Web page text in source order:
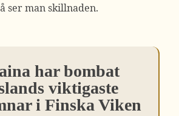
ser man skillnaden.
har bombat
viktigaste
i Finska Viken